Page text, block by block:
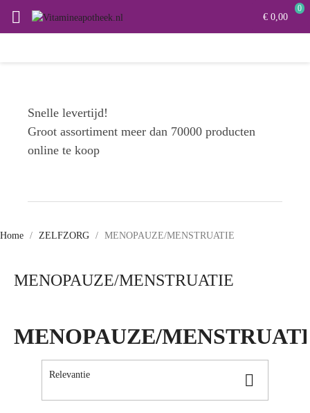
 € 0,00
0
Snelle levertijd!
Groot assortiment meer dan 70000 producten
online te koop
Home ZELFZORG MENOPAUZE/MENSTRUATIE
MENOPAUZE/MENSTRUATIE
MENOPAUZE/
Relevantie 